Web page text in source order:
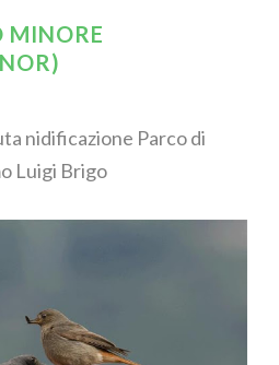
MINORE
nidificazione Parco di
Luigi Brigo